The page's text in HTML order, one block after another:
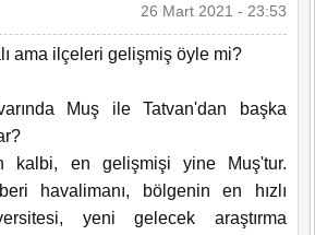
26 Mart 2021 - 23:53
ama ilçeleri gelişmiş öyle mi?
Muş ile Tatvan'dan başka
kalbi, en gelişmişi yine Muş'tur.
havalimanı, bölgenin en hızlı
yeni gelecek araştırma